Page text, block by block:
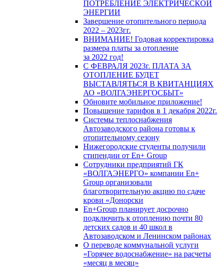
ПОТРЕБЛЕНИЕ ЭЛЕКТРИЧЕСКОЙ
ЭНЕРГИИ
Завершение отопительного периода
2022 – 2023гг.
ВНИМАНИЕ! Годовая корректировка
размера платы за отопление
за 2022 год!
С ФЕВРАЛЯ 2023г. ПЛАТА ЗА
ОТОПЛЕНИЕ БУДЕТ
ВЫСТАВЛЯТЬСЯ В КВИТАНЦИЯХ
АО «ВОЛГАЭНЕРГОСБЫТ»
Обновите мобильное приложение!
Повышение тарифов в 1 декабря 2022г.
Системы теплоснабжения
Автозаводского района готовы к
отопительному сезону
Нижегородские студенты получили
стипендии от En+ Group
Сотрудники предприятий ГК
«ВОЛГАЭНЕРГО» компании En+
Group организовали
благотворительную акцию по сдаче
крови «Донорски
En+Group планирует досрочно
подключить к отоплению почти 80
детских садов и 40 школ в
Автозаводском и Ленинском районах
О переводе коммунальной услуги
«Горячее водоснабжение» на расчеты
«месяц в месяц»